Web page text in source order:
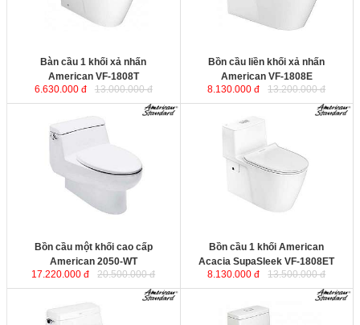
nghệ xả xoáy mạnh mẽ kết hợp tia
đẩy giúp đánh bay tất cả các loại
Bàn cầu 1 khối xả nhấn
American VF-1808T
6.630.000 đ
13.000.000 đ
dụng. Công nghệ xả xoáy mạnh mẽ
kết hợp tia đẩy giúp đánh bay tất cả
Bồn cầu liền khối xả nhấn
American VF-1808E
8.130.000 đ
13.200.000 đ
Bồn cầu một khối cao cấp
American 2050-WT
sử dụng công
cặn, duy trì độ sáng bóng cho sứ vệ
sinh trong suốt vòng đời sử
dụng. Công nghệ xả xoáy mạnh mẽ
kết hợp tia đẩy giúp đánh bay tất cả
Bồn cầu một khối cao cấp
American 2050-WT
17.220.000 đ
20.500.000 đ
Bồn cầu 1 khối American Acacia
SupaSleek VF-1808ET
công nghệ chống bám bẩn, chống
bám cặn, duy trì độ sáng bóng cho
sứ vệ sinh trong suốt vòng đời sử
dụng. Công nghệ xả xoáy mạnh mẽ
kết hợp tia đẩy giúp đánh bay tất cả
Bồn cầu 1 khối American
Acacia SupaSleek VF-1808ET
8.130.000 đ
13.500.000 đ
Bàn cầu 1 khối xả gạt American
2030-WT sử dụng công nghệ
Bồn cầu 1 khối xả 2 nút nhấn
American 2007-WT